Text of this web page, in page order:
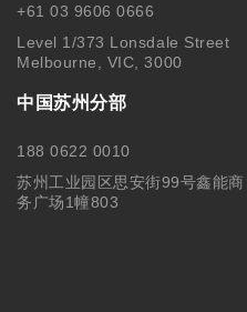
+61 03 9606 0666
Level 1/373 Lonsdale Street
Melbourne, VIC, 3000
中国苏州分部
188 0622 0010
苏州工业园区思安街99号鑫能商
务广场1幢803